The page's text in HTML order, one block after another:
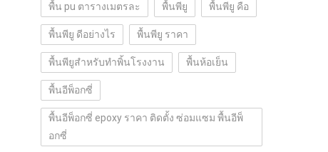
พื้น pu ตารางเมตรละ พื้นพียู พื้นพียู คือ
พื้นพียู ดีอย่างไร พื้นพียู ราคา
พื้นพียูสำหรับทำพิ้นโรงงาน พื้นห้อเย็น
พื้นอีพ็อกซี่
พื้นอีพ็อกซี่ epoxy ราคา ติดตั้ง ซ่อมแซม พื้นอีพ็
อกซี่